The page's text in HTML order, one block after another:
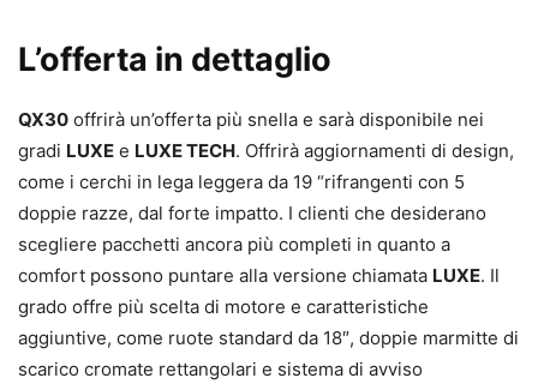
L’offerta in dettaglio
QX30 offrirà un’offerta più snella e sarà disponibile nei
gradi LUXE e LUXE TECH. Offrirà aggiornamenti di design,
come i cerchi in lega leggera da 19 “rifrangenti con 5
doppie razze, dal forte impatto. I clienti che desiderano
scegliere pacchetti ancora più completi in quanto a
comfort possono puntare alla versione chiamata LUXE. Il
grado offre più scelta di motore e caratteristiche
aggiuntive, come ruote standard da 18″, doppie marmitte di
scarico cromate rettangolari e sistema di avviso